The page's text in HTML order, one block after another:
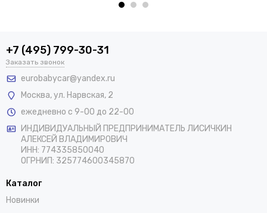
+7 (495) 799-30-31
Заказать звонок
eurobabycar@yandex.ru
Москва,ул. Нарвская, 2
ежедневно с 9-00 до 22-00
ИНДИВИДУАЛЬНЫЙ ПРЕДПРИНИМАТЕЛЬ ЛИСИЧКИН
АЛЕКСЕЙ ВЛАДИМИРОВИЧ
ИНН: 774335850040
ОГРНИП: 325774600345870
Каталог
Новинки